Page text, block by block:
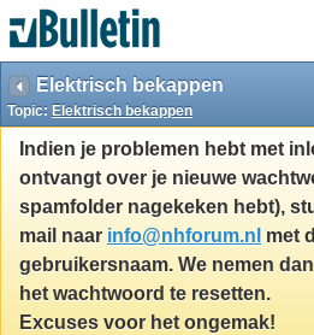
Elektrisch bekappen
Topic: Elektrisch bekappen
Indien je problemen hebt met
ontvangt over je nieuwe
spamfolder nagekeken hebt),
mail naar info@nhforum.nl met
gebruikersnaam. We nemen
het wachtwoord te resetten.
Excuses voor het ongemak!